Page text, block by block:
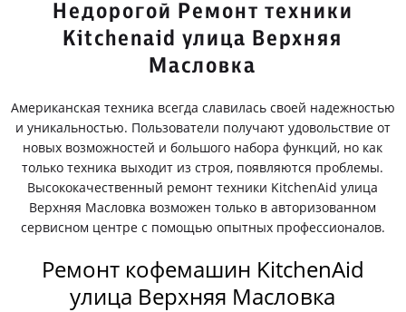
Недорогой Ремонт техники
Kitchenaid улица Верхняя
Масловка
Американская техника всегда славилась своей надежностью
и уникальностью. Пользователи получают удовольствие от
новых возможностей и большого набора функций, но как
только техника выходит из строя, появляются проблемы.
Высококачественный ремонт техники KitchenAid улица
Верхняя Масловка возможен только в авторизованном
сервисном центре с помощью опытных профессионалов.
Ремонт кофемашин KitchenAid
улица Верхняя Масловка